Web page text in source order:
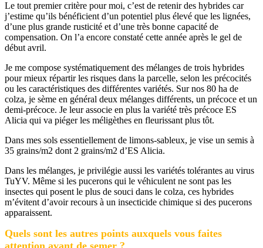
Le tout premier critère pour moi, c’est de retenir des hybrides car
j’estime qu’ils bénéficient d’un potentiel plus élevé que les lignées,
d’une plus grande rusticité et d’une très bonne capacité de
compensation. On l’a encore constaté cette année après le gel de
début avril.
Je me compose systématiquement des mélanges de trois hybrides
pour mieux répartir les risques dans la parcelle, selon les précocités
ou les caractéristiques des différentes variétés. Sur nos 80 ha de
colza, je sème en général deux mélanges différents, un précoce et un
demi-précoce. Je leur associe en plus la variété très précoce ES
Alicia qui va piéger les méligèthes en fleurissant plus tôt.
Dans mes sols essentiellement de limons-sableux, je vise un semis à
35 grains/m2 dont 2 grains/m2 d’ES Alicia.
Dans les mélanges, je privilégie aussi les variétés tolérantes au virus
TuYV. Même si les pucerons qui le véhiculent ne sont pas les
insectes qui posent le plus de souci dans le colza, ces hybrides
m’évitent d’avoir recours à un insecticide chimique si des pucerons
apparaissent.
Quels sont les autres points auxquels vous faites